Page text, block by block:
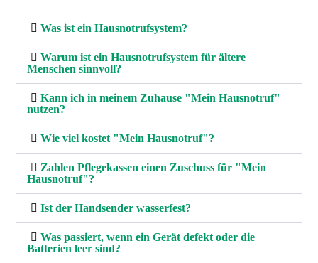
Was ist ein Hausnotrufsystem?
Warum ist ein Hausnotrufsystem für ältere
Menschen sinnvoll?
Kann ich in meinem Zuhause "Mein Hausnotruf"
nutzen?
Wie viel kostet "Mein Hausnotruf"?
Zahlen Pflegekassen einen Zuschuss für "Mein
Hausnotruf"?
Ist der Handsender wasserfest?
Was passiert, wenn ein Gerät defekt oder die
Batterien leer sind?